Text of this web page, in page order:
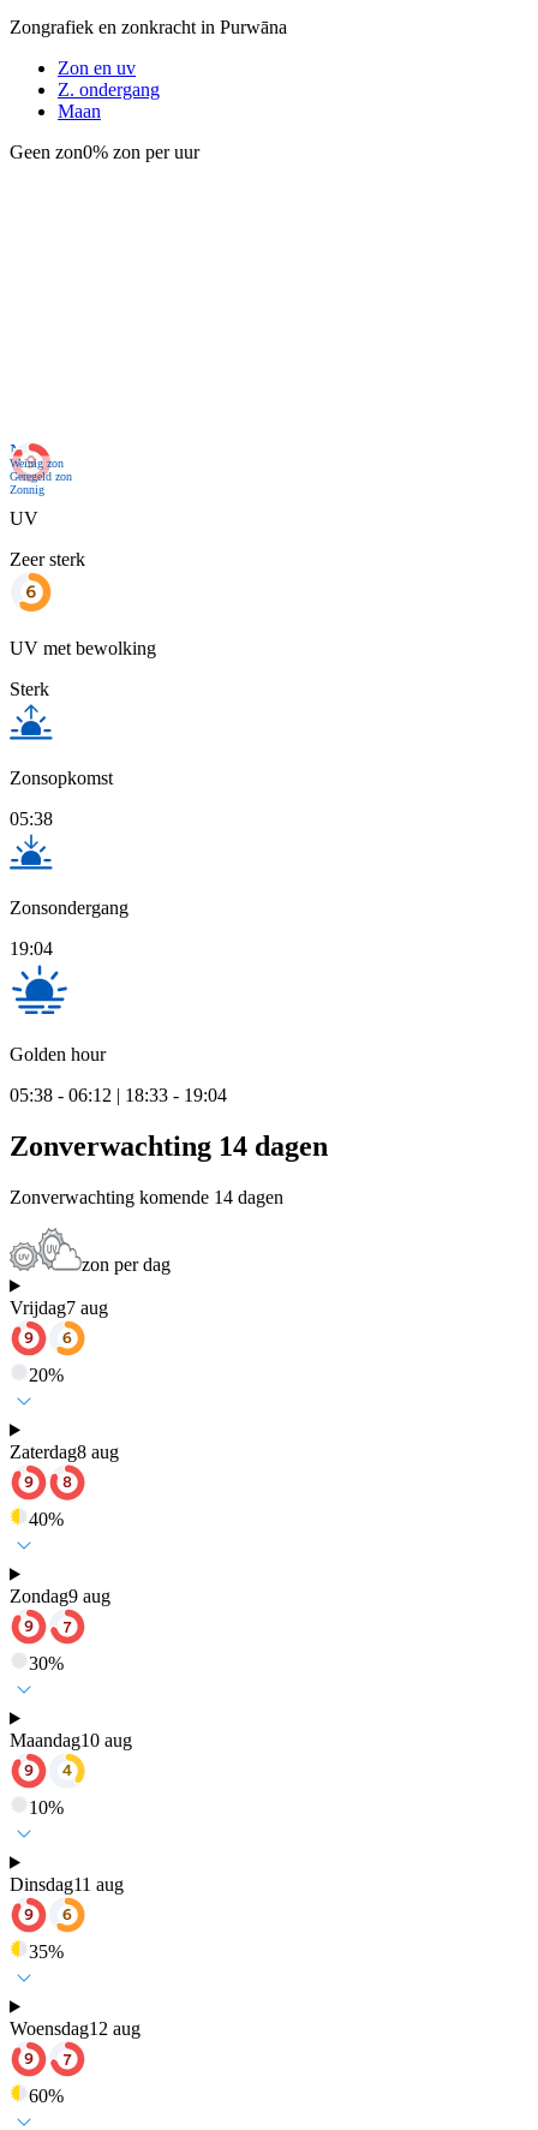
Zongrafiek en zonkracht in Purwāna
Zon en uv
Z. ondergang
Maan
Geen zon0% zon per uur
Nu
Weinig zon
Geregeld zon
Zonnig
UV
Zeer sterk
UV met bewolking
Sterk
Zonsopkomst
05:38
Zonsondergang
19:04
Golden hour
05:38 - 06:12 | 18:33 - 19:04
Zonverwachting 14 dagen
Zonverwachting komende 14 dagen
zon per dag
Vrijdag7 aug
20%
Zaterdag8 aug
40%
Zondag9 aug
30%
Maandag10 aug
10%
Dinsdag11 aug
35%
Woensdag12 aug
60%